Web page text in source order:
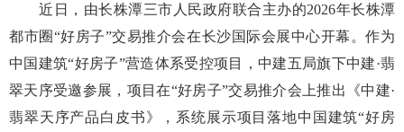
近日，由长株潭三市人民政府联合主办的2026年长株潭
都市圈“好房子”交易推介会在长沙国际会展中心开幕。作为
中国建筑“好房子”营造体系受控项目，中建五局旗下中建·翡
翠天序受邀参展，项目在“好房子”交易推介会上推出《中建·
翡翠天序产品白皮书》，系统展示项目落地中国建筑“好房